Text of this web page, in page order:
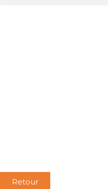
Retour